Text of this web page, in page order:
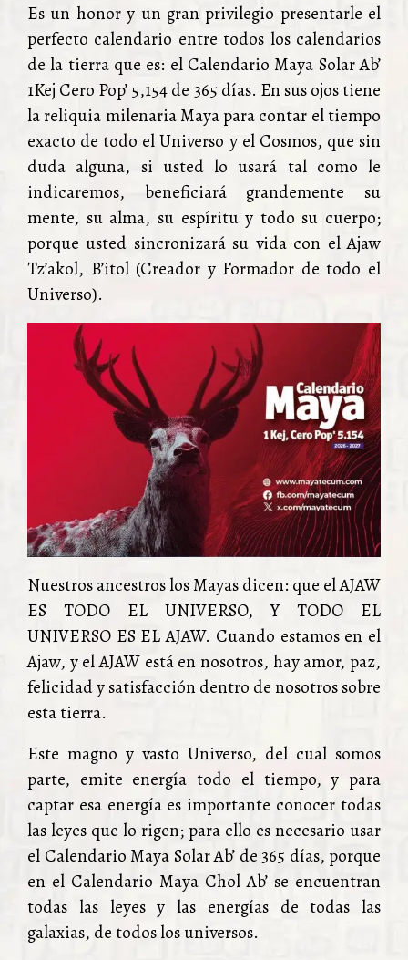
Es un honor y un gran privilegio presentarle el
perfecto calendario entre todos los calendarios
de la tierra que es: el Calendario Maya Solar Ab’
1Kej Cero Pop’ 5,154 de 365 días. En sus ojos tiene
la reliquia milenaria Maya para contar el tiempo
exacto de todo el Universo y el Cosmos, que sin
duda alguna, si usted lo usará tal como le
indicaremos, beneficiará grandemente su
mente, su alma, su espíritu y todo su cuerpo;
porque usted sincronizará su vida con el Ajaw
Tz’akol, B’itol (Creador y Formador de todo el
Universo).
Nuestros ancestros los Mayas dicen: que el AJAW
ES TODO EL UNIVERSO, Y TODO EL
UNIVERSO ES EL AJAW. Cuando estamos en el
Ajaw, y el AJAW está en nosotros, hay amor, paz,
felicidad y satisfacción dentro de nosotros sobre
esta tierra.
Este magno y vasto Universo, del cual somos
parte, emite energía todo el tiempo, y para
captar esa energía es importante conocer todas
las leyes que lo rigen; para ello es necesario usar
el Calendario Maya Solar Ab’ de 365 días, porque
en el Calendario Maya Chol Ab’ se encuentran
todas las leyes y las energías de todas las
galaxias, de todos los universos.